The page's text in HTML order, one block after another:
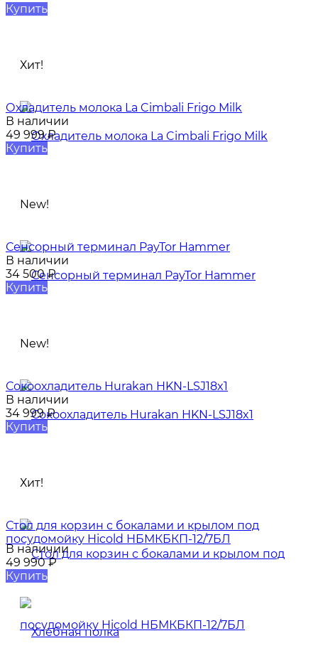
Купить
Хит!
Охладитель молока La Cimbali Frigo Milk​
В наличии
49 999₽
Купить
New!
Сенсорный терминал PayTor Hammer
В наличии
34 500₽
Купить
New!
Сокоохладитель Hurakan HKN-LSJ18x1
В наличии
34 999₽
Купить
Хит!
Стол для корзин с бокалами и крылом под
посудомойку Hicold НБМКБКП-12/7БЛ
В наличии
49 990₽
Купить